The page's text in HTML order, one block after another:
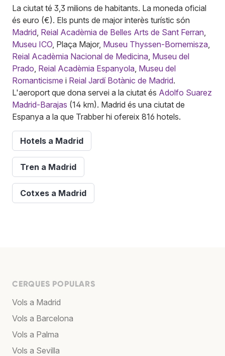
La ciutat té 3,3 milions de habitants. La moneda oficial
és euro (€). Els punts de major interès turístic són
Madrid Reial Acadèmia de Belles Arts de Sant Ferran
Museu ICO , Plaça Major, Museu Thyssen-Bornemisza
Reial Acadèmia Nacional de Medicina Museu del
Prado Reial Acadèmia Espanyola Museu del
Romanticisme i Reial Jardí Botànic de Madrid.
L'aeroport que dona servei a la ciutat és Adolfo Suarez
Madrid-Barajas (14 km). Madrid és una ciutat de
Espanya a la que Trabber hi ofereix 816 hotels.
Hotels a Madrid
Tren a Madrid
Cotxes a Madrid
CERQUES POPULARS
Vols a Madrid
Vols a Barcelona
Vols a Palma
Vols a Sevilla